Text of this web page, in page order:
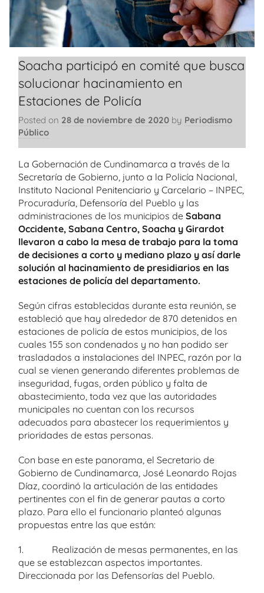
Soacha participó en comité que busca
solucionar hacinamiento en
Estaciones de Policía
Posted on 28 de noviembre de 2020 by Periodismo
Público
La Gobernación de Cundinamarca a través de la
Secretaría de Gobierno, junto a la Policía Nacional,
Instituto Nacional Penitenciario y Carcelario – INPEC,
Procuraduría, Defensoría del Pueblo y las
administraciones de los municipios de Sabana
Occidente, Sabana Centro, Soacha y Girardot
llevaron a cabo la mesa de trabajo para la toma
de decisiones a corto y mediano plazo y así darle
solución al hacinamiento de presidiarios en las
estaciones de policía del departamento.
Según cifras establecidas durante esta reunión, se
estableció que hay alrededor de 870 detenidos en
estaciones de policía de estos municipios, de los
cuales 155 son condenados y no han podido ser
trasladados a instalaciones del INPEC, razón por la
cual se vienen generando diferentes problemas de
inseguridad, fugas, orden público y falta de
abastecimiento, toda vez que las autoridades
municipales no cuentan con los recursos
adecuados para abastecer los requerimientos y
prioridades de estas personas.
Con base en este panorama, el Secretario de
Gobierno de Cundinamarca, José Leonardo Rojas
Díaz, coordinó la articulación de las entidades
pertinentes con el fin de generar pautas a corto
plazo. Para ello el funcionario planteó algunas
propuestas entre las que están:
1. Realización de mesas permanentes, en las
que se establezcan aspectos importantes.
Direccionada por las Defensorías del Pueblo.